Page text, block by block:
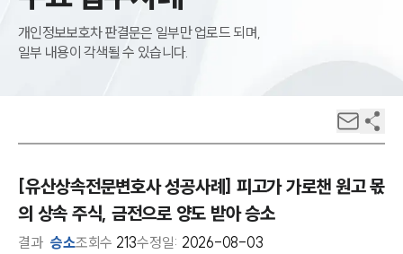
개인정보보호차 판결문은 일부만 업로드 되며,
일부 내용이 각색될 수 있습니다.
[유산상속전문변호사 성공사례] 피고가 가로챈 원고 몫
의 상속 주식, 금전으로 양도 받아 승소
결과 승소조회수 213수정일: 2026-08-03